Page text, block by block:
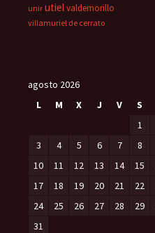
unir utielvaldemorillo
villamuriel de cerrato
agosto 2026
L
M X J V S
1
3
4 5 6 7 8
10
11 12 13 14 15
17
18 19 20 21 22
24
25 26 27 28 29
31